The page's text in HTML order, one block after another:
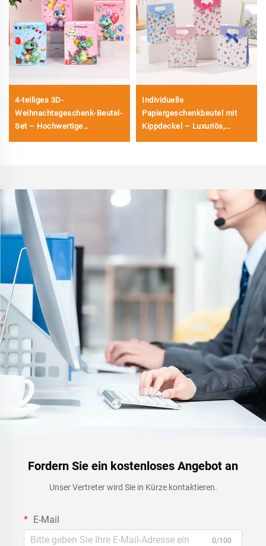
4-teiliges 3D-
Weihnachtsgeschenk-Beutel-
Set – Hochwertige
Individuelle
Papiergeschenkbeutel mit
Kippdeckel – Luxuriös,
Fordern Sie ein kostenloses Angebot an
Unser Vertreter wird Sie in Kürze kontaktieren.
E-Mail
0/100